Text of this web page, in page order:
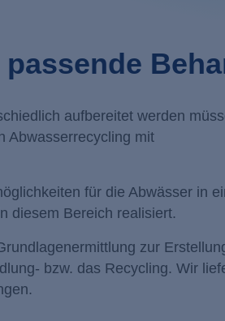
Transportwesen /
aufbereitet werden
Abwasserrecycling mit
für die Abwässer in
diesem Bereich realisiert.
zur
bzw. das Recycling. Wir